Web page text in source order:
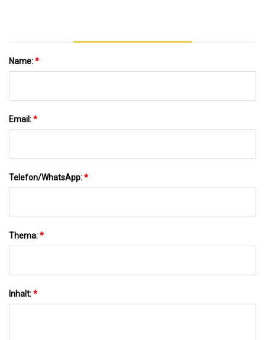
Name:*
Email:*
Telefon/WhatsApp:*
Thema:*
Inhalt:*